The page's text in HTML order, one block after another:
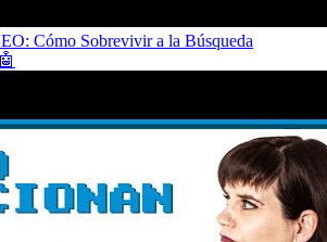
Cómo Sobrevivir a la Búsqueda